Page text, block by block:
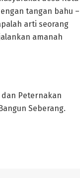
tangan bahu –
arti seorang
amanah
Peternakan
Seberang.